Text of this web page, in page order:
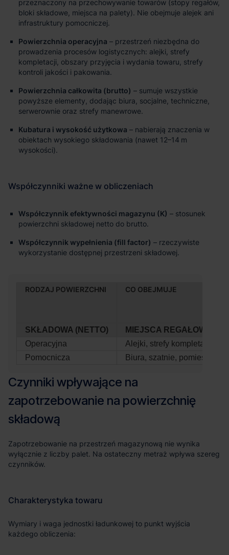
przeznaczony na przechowywanie towarów (stopy regałów,
bloki składowe, miejsca na palety). Nie obejmuje alejek ani
infrastruktury pomocniczej.
Powierzchnia operacyjna – przestrzeń niezbędna do
prowadzenia procesów logistycznych: alejki, strefy
kompletacji, obszary przyjęcia i wydania towaru, strefy
kontroli jakości i pakowania.
Powierzchnia całkowita (brutto) – sumuje wszystkie
powyższe elementy, dodając biura, socjalne, techniczne,
serwerownie oraz strefy manewrowe.
Kubatura i wysokość użytkowa – nabierają znaczenia w
obiektach wysokiego składowania (nawet 12–14 m
wysokości).
Współczynnik efektywności magazynu (K) – stosunek
powierzchni składowej netto do brutto.
Współczynnik wypełnienia (fill factor) – rzeczywiste
wykorzystanie dostępnej przestrzeni składowej.
RODZAJ POWIERZCHNI CO OBEJMUJE
SKŁADOWA (NETTO)
MIEJSCA REGAŁOWE,
Operacyjna
Alejki, strefy kompletacji,
Pomocnicza
Biura, szatnie,